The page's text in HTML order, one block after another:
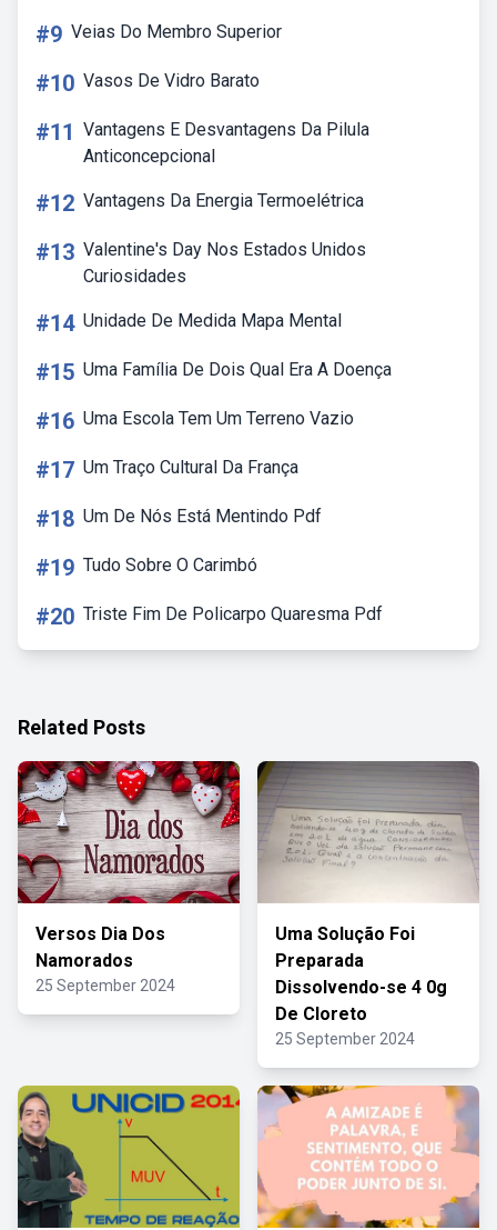
#9 Veias Do Membro Superior
#10 Vasos De Vidro Barato
#11 Vantagens E Desvantagens Da Pilula
Anticoncepcional
#12 Vantagens Da Energia Termoelétrica
#13 Valentine's Day Nos Estados Unidos
Curiosidades
#14 Unidade De Medida Mapa Mental
#15 Uma Família De Dois Qual Era A Doença
#16 Uma Escola Tem Um Terreno Vazio
#17 Um Traço Cultural Da França
#18 Um De Nós Está Mentindo Pdf
#19 Tudo Sobre O Carimbó
#20 Triste Fim De Policarpo Quaresma Pdf
Related Posts
Versos Dia Dos
Namorados
25 September 2024
Uma Solução Foi
Preparada
Dissolvendo-se 4 0g
De Cloreto
25 September 2024